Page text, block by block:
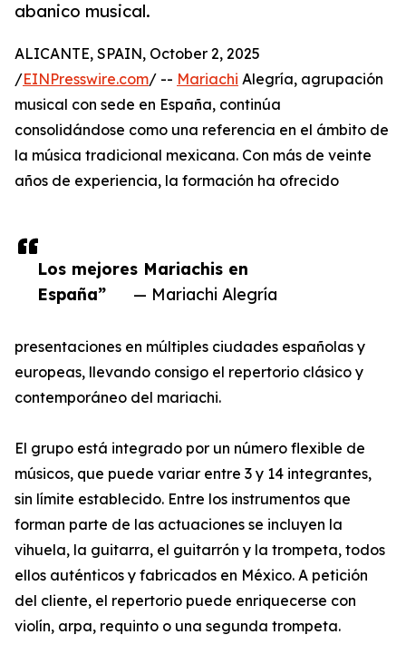
abanico musical.
Los mejores Mariachis en
España”
— Mariachi Alegría
ALICANTE, SPAIN, October 2, 2025
/EINPresswire.com/ -- Mariachi Alegría, agrupación
musical con sede en España, continúa
consolidándose como una referencia en el ámbito de
la música tradicional mexicana. Con más de veinte
años de experiencia, la formación ha ofrecido
presentaciones en múltiples ciudades españolas y
europeas, llevando consigo el repertorio clásico y
contemporáneo del mariachi.
El grupo está integrado por un número flexible de
músicos, que puede variar entre 3 y 14 integrantes,
sin límite establecido. Entre los instrumentos que
forman parte de las actuaciones se incluyen la
vihuela, la guitarra, el guitarrón y la trompeta, todos
ellos auténticos y fabricados en México. A petición
del cliente, el repertorio puede enriquecerse con
violín, arpa, requinto o una segunda trompeta.